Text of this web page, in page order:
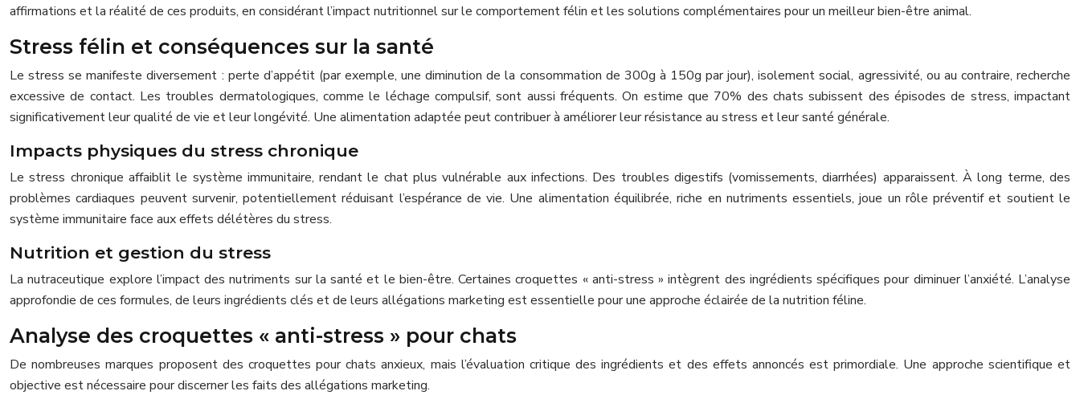
affirmations et la réalité de ces produits, en considérant l’impact nutritionnel sur le comportement félin et les solutions complémentaires pour un meilleur bien-être animal.
Stress félin et conséquences sur la santé
Le stress se manifeste diversement : perte d’appétit (par exemple, une diminution de la consommation de 300g à 150g par jour), isolement social, agressivité, ou au contraire, recherche
excessive de contact. Les troubles dermatologiques, comme le léchage compulsif, sont aussi fréquents. On estime que 70% des chats subissent des épisodes de stress, impactant
significativement leur qualité de vie et leur longévité. Une alimentation adaptée peut contribuer à améliorer leur résistance au stress et leur santé générale.
Impacts physiques du stress chronique
Le stress chronique affaiblit le système immunitaire, rendant le chat plus vulnérable aux infections. Des troubles digestifs (vomissements, diarrhées) apparaissent. À long terme, des
problèmes cardiaques peuvent survenir, potentiellement réduisant l’espérance de vie. Une alimentation équilibrée, riche en nutriments essentiels, joue un rôle préventif et soutient le
système immunitaire face aux effets délétères du stress.
Nutrition et gestion du stress
La nutraceutique explore l’impact des nutriments sur la santé et le bien-être. Certaines croquettes « anti-stress » intègrent des ingrédients spécifiques pour diminuer l’anxiété. L’analyse
approfondie de ces formules, de leurs ingrédients clés et de leurs allégations marketing est essentielle pour une approche éclairée de la nutrition féline.
Analyse des croquettes « anti-stress » pour chats
De nombreuses marques proposent des croquettes pour chats anxieux, mais l’évaluation critique des ingrédients et des effets annoncés est primordiale. Une approche scientifique et
objective est nécessaire pour discerner les faits des allégations marketing.